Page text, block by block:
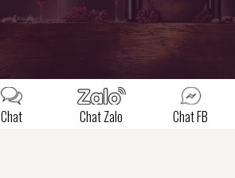
Chat Chat Zalo Chat FB